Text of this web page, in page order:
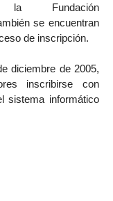
Fundación
se encuentran
de inscripción.
diciembre de 2005,
inscribirse con
sistema informático